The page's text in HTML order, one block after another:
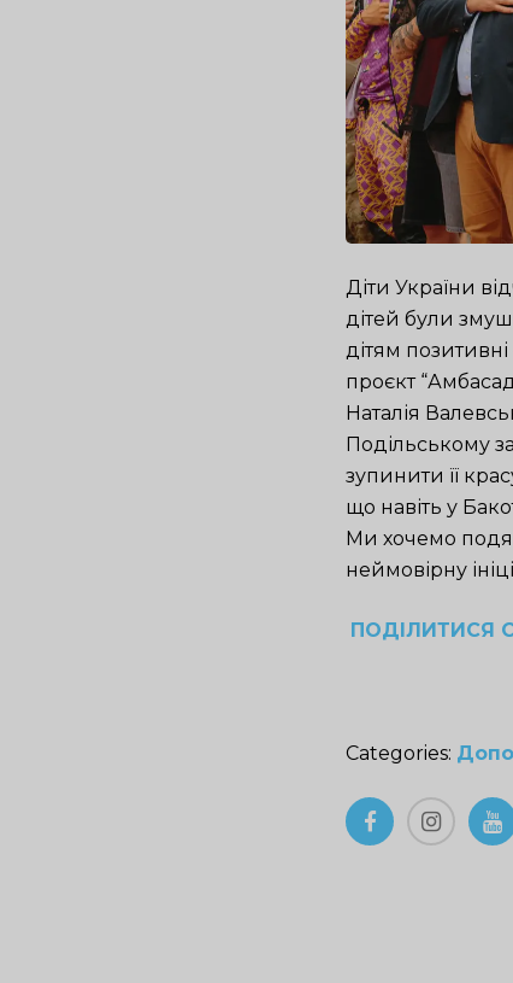
Діти України
дітей були
дітям
проєкт
Наталія
Подільському
зупинити її
що навіть у
Ми хочемо
неймовірну
ПОДІЛИТИСЯ
Categories: